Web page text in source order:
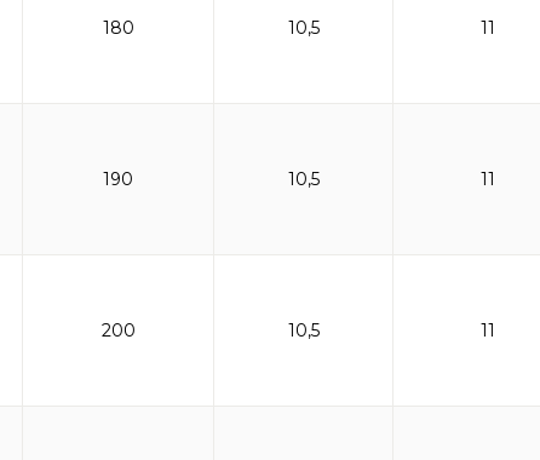
180 10,5 11
190 10,5 11
200 10,5 11